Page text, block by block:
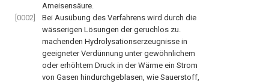
Ameisensäure.
[0002]
Bei Ausübung des Verfahrens wird durch die
wässerigen Lösungen der geruchlos zu.
machenden Hydrolysationserzeugnisse in
geeigneter Verdünnung unter gewöhnlichem
oder erhöhtem Druck in der Wärme ein Strom
von Gasen hindurchgeblasen, wie Sauerstoff,